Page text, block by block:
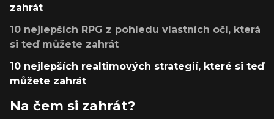
zahrát
10 nejlepších RPG z pohledu vlastních očí, která
si teď můžete zahrát
10 nejlepších realtimových strategií, které si teď
můžete zahrát
Na čem si zahrát?